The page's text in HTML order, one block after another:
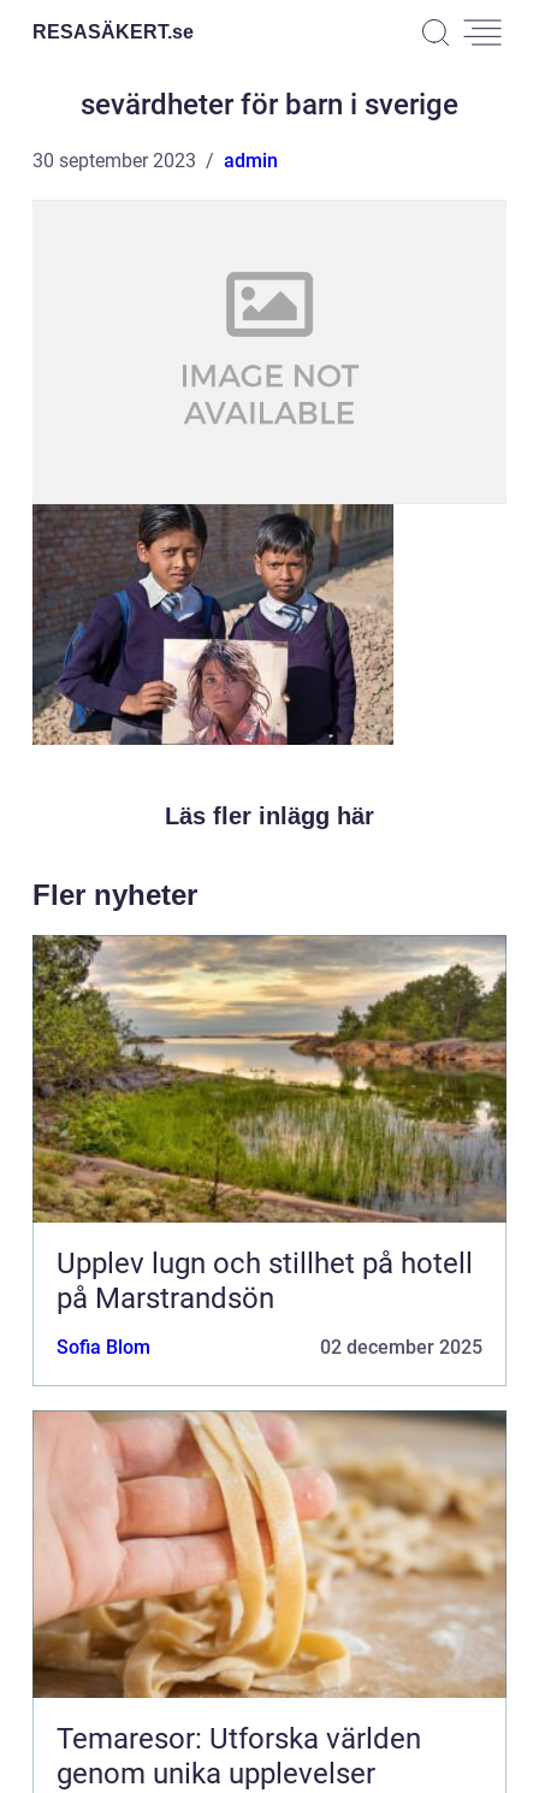
RESASÄKERT.se
sevärdheter för barn i sverige
30 september 2023 admin
Läs fler inlägg här
Fler nyheter
Upplev lugn och stillhet på hotell
på Marstrandsön
Sofia Blom 02 december 2025
Temaresor: Utforska världen
genom unika upplevelser